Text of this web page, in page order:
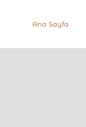
Ana Sayfa